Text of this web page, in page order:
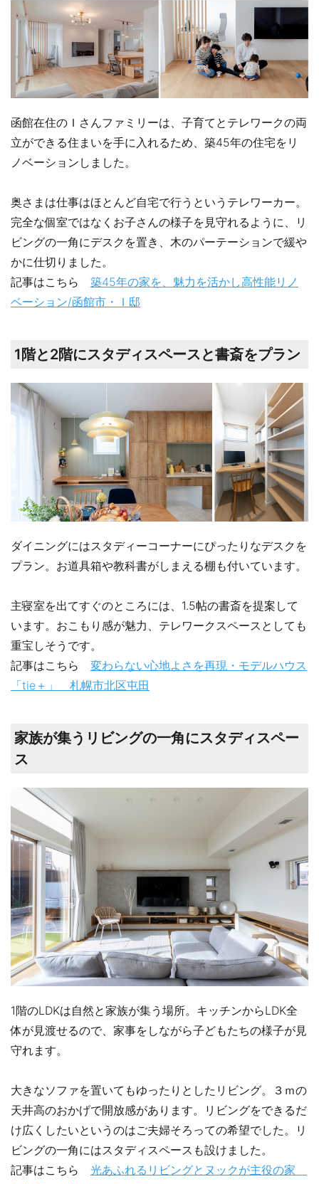
函館在住のＩさんファミリーは、子育てとテレワークの両
立ができる住まいを手に入れるため、築45年の住宅をリ
ノベーションしました。
奥さまは仕事はほとんど自宅で行うというテレワーカー。
完全な個室ではなくお子さんの様子を見守れるように、リ
ビングの一角にデスクを置き、木のパーテーションで緩や
かに仕切りました。
記事はこちら 築45年の家を、魅力を活かし高性能リノ
ベーション/函館市・Ｉ邸
1階と2階にスタディスペースと書斎をプラン
ダイニングにはスタディーコーナーにぴったりなデスクを
プラン。お道具箱や教科書がしまえる棚も付いています。
主寝室を出てすぐのところには、1.5帖の書斎を提案して
います。おこもり感が魅力、テレワークスペースとしても
重宝しそうです。
記事はこちら 変わらない心地よさを再現・モデルハウス
「tie＋」 札幌市北区屯田
家族が集うリビングの一角にスタディスペー
ス
1階のLDKは自然と家族が集う場所。キッチンからLDK全
体が見渡せるので、家事をしながら子どもたちの様子が見
守れます。
大きなソファを置いてもゆったりとしたリビング。３ｍの
天井高のおかげで開放感があります。リビングをできるだ
け広くしたいというのはご夫婦そろっての希望でした。リ
ビングの一角にはスタディスペースも設けました。
記事はこちら 光あふれるリビングとヌックが主役の家